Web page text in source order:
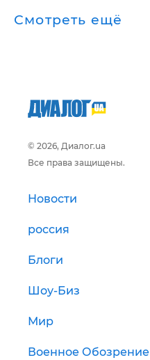
Смотреть ещё
© 2026, Диалог.ua
Все права защищены.
Новости
россия
Блоги
Шоу-Биз
Мир
Военное Обозрение